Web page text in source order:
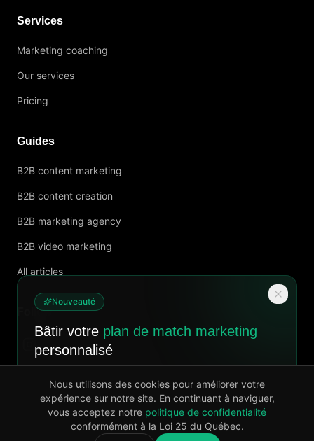
Services
Marketing coaching
Our services
Pricing
Guides
B2B content marketing
B2B content creation
B2B marketing agency
B2B video marketing
All articles
Follow us
Privacy policy
©2026Agence 8020.All rights reserved.
Nouveauté
Bâtir votre plan de match marketing
personnalisé
plus de clients, livré en 7 jours.
Découvrir
Nous utilisons des cookies pour améliorer votre
expérience sur notre site. En continuant à naviguer,
vous acceptez notre politique de confidentialité
conformément à la Loi 25 du Québec.